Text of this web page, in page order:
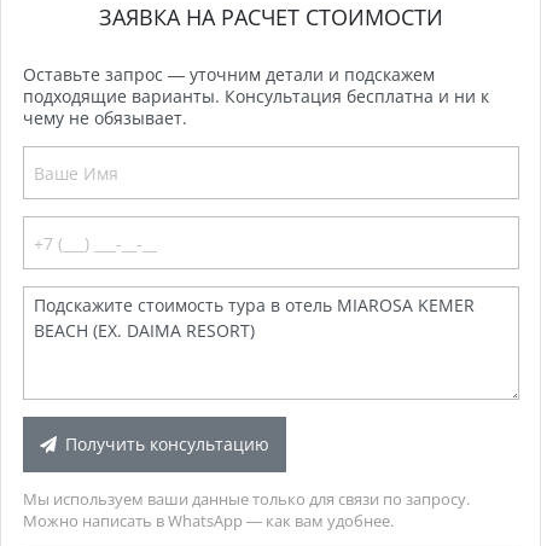
ЗАЯВКА НА РАСЧЕТ СТОИМОСТИ
Оставьте запрос — уточним детали и подскажем
подходящие варианты. Консультация бесплатна и ни к
чему не обязывает.
Получить консультацию
Мы используем ваши данные только для связи по запросу.
Можно написать в WhatsApp — как вам удобнее.